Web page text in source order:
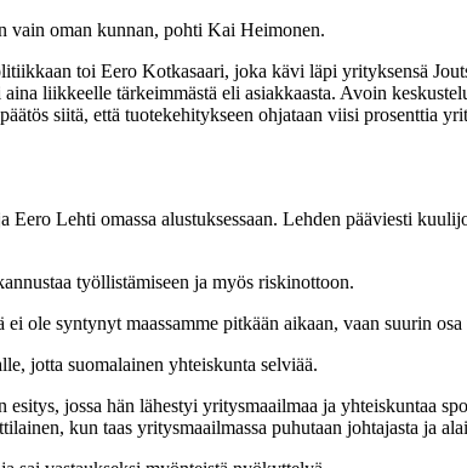
vain oman kunnan, pohti Kai Heimonen.
toi Eero Kotkasaari, joka kävi läpi yrityksensä
liikkeelle tärkeimmästä eli asiakkaasta. Avoin
siitä, että tuotekehitykseen ohjataan viisi
Lehti omassa alustuksessaan. Lehden pääviesti
työllistämiseen ja myös riskinottoon.
ole syntynyt maassamme pitkään aikaan, vaan suurin
jotta suomalainen yhteiskunta selviää.
jossa hän lähestyi yritysmaailmaa ja yhteiskuntaa
kun taas yritysmaailmassa puhutaan johtajasta ja